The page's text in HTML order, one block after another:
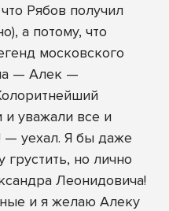
Рябов получил
а потому, что
московского
— Алек —
и уважали все и
— уехал. Я бы даже
но лично
Леонидовича!
и я желаю Алеку